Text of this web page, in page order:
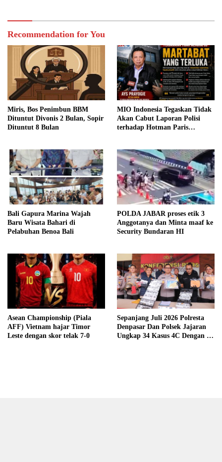
Recommendation for You
Miris, Bos Penimbun BBM
Dituntut Divonis 2 Bulan, Sopir
Dituntut 8 Bulan
MIO Indonesia Tegaskan Tidak
Akan Cabut Laporan Polisi
terhadap Hotman Paris
Bali Gapura Marina Wajah
Baru Wisata Bahari di
Pelabuhan Benoa Bali
POLDA JABAR proses etik 3
Anggotanya dan Minta maaf ke
Security Bundaran HI
Asean Championship (Piala
AFF) Vietnam hajar Timor
Leste dengan skor telak 7-0
Sepanjang Juli 2026 Polresta
Denpasar Dan Polsek Jajaran
Ungkap 34 Kasus 4C Dengan 42